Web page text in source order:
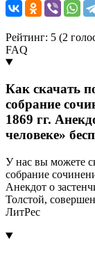
Рейтинг: 5 (2
FAQ
Как скачать
собрание
1869 гг.
человеке»
У нас вы можете
собрание
Анекдот о
Толстой,
ЛитРес